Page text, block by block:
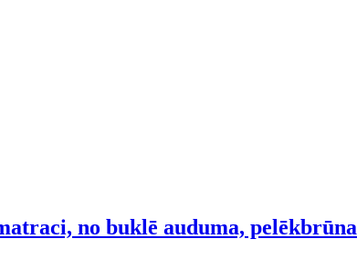
no buklē auduma, pelēkbrūna